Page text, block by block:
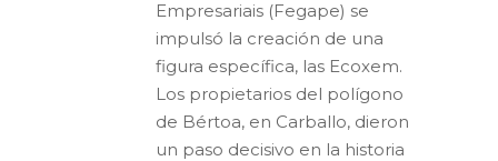
Empresariais (Fegape) se
impulsó la creación de una
figura específica, las Ecoxem.
Los propietarios del polígono
de Bértoa, en Carballo, dieron
un paso decisivo en la historia